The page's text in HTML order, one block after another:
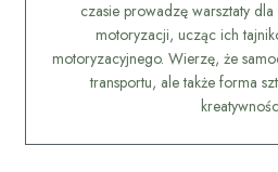
czasie prowadzę warsztaty dla
motoryzacji, ucząc ich
motoryzacyjnego. Wierzę, że
transportu, ale także forma